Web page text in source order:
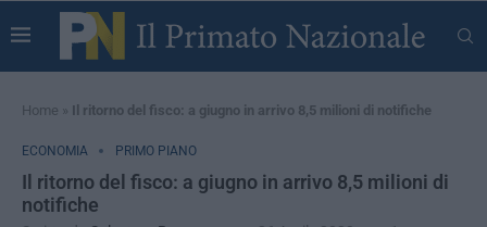
Home » Il ritorno del fisco: a giugno in arrivo 8,5 milioni di notifiche
ECONOMIA PRIMO PIANO
Il ritorno del fisco: a giugno in arrivo 8,5 milioni di
notifiche